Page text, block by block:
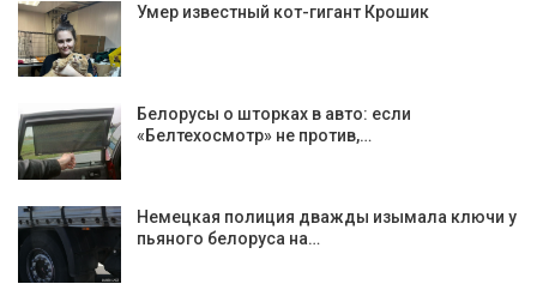
Умер известный кот-гигант Крошик
Белорусы о шторках в авто: если
«Белтехосмотр» не против,…
Немецкая полиция дважды изымала ключи у
пьяного белоруса на…